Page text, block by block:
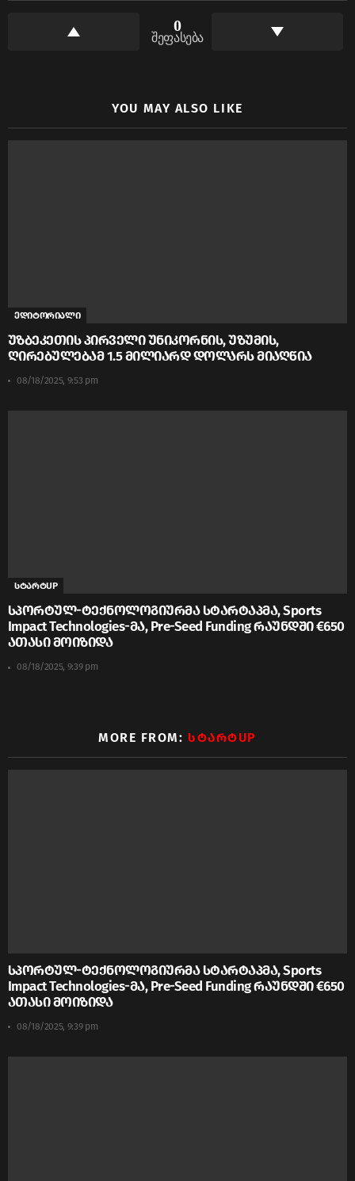
0
შეფასება
YOU MAY ALSO LIKE
ედიტორიალი
უზბეკეთის პირველი უნიკორნის, უზუმის,
ღირებულებამ 1.5 მილიარდ დოლარს მიაღწია
08/18/2025, 9:53 pm
სტარტUP
სპორტულ-ტექნოლოგიურმა სტარტაპმა, Sports
Impact Technologies-მა, Pre-Seed Funding რაუნდში €650
ათასი მოიზიდა
08/18/2025, 9:39 pm
MORE FROM:ᲡᲢᲐᲠᲢUP
სპორტულ-ტექნოლოგიურმა სტარტაპმა, Sports
Impact Technologies-მა, Pre-Seed Funding რაუნდში €650
ათასი მოიზიდა
08/18/2025, 9:39 pm